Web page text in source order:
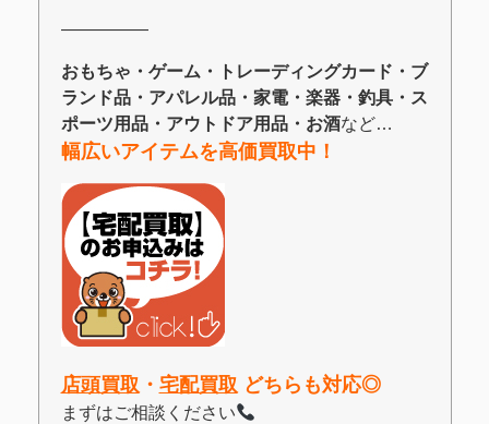
―――――
おもちゃ・ゲーム・トレーディングカード・ブ
ランド品・アパレル品・家電・楽器・釣具・ス
ポーツ用品・アウトドア用品・お酒など…
幅広いアイテムを高価買取中！
店頭買取 ・ 宅配買取 どちらも対応◎
まずはご相談ください